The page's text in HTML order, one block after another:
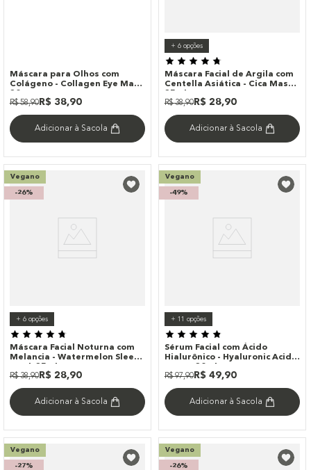
Máscara para Olhos com
Colágeno - Collagen Eye Mask
R$ 58,90R$ 38,90
Adicionar à Sacola
+ 6opções
Máscara Facial de Argila com
Centella Asiática - Cica Mask
R$ 38,90R$ 28,90
Adicionar à Sacola
Vegano
-26%
+ 6opções
Máscara Facial Noturna com
Melancia - Watermelon Sleep
R$ 38,90R$ 28,90
Adicionar à Sacola
Vegano
-49%
+ 11 opções
Sérum Facial com Ácido
Hialurônico - Hyaluronic Acid
R$ 97,90R$ 49,90
Adicionar à Sacola
Vegano
-27%
Vegano
-26%